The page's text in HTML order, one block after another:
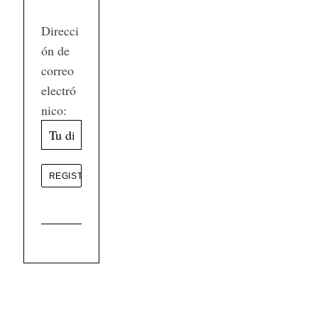
Direcci
ón de
correo
electró
nico: